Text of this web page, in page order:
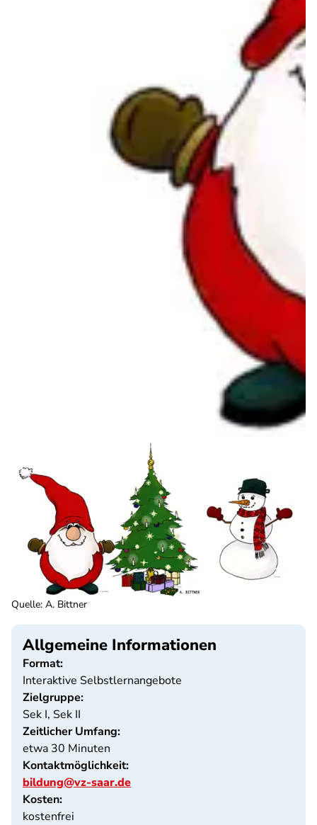
Quelle: A. Bittner
Allgemeine Informationen
Format:
Interaktive Selbstlernangebote
Zielgruppe:
Sek I, Sek II
Zeitlicher Umfang:
etwa 30 Minuten
Kontaktmöglichkeit:
bildung@vz-saar.de
Kosten:
kostenfrei